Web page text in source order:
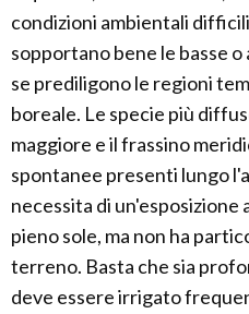
condizioni ambientali
sopportano bene le basse
se prediligono le regioni
boreale. Le specie più
maggiore e il frassino
spontanee presenti lungo
necessita di un'esposizione
pieno sole, ma non ha
terreno. Basta che sia
deve essere irrigato